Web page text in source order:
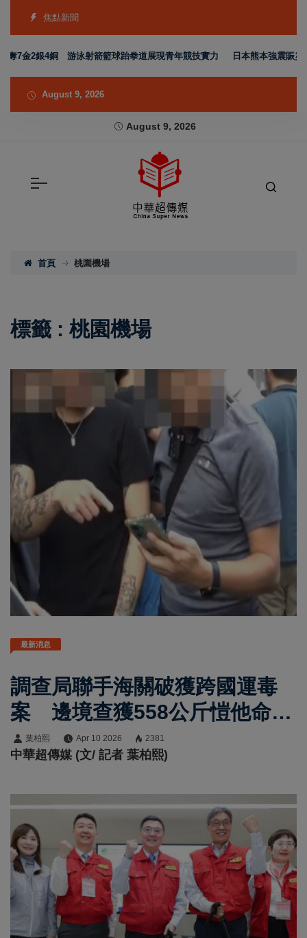
焦點新聞
7金2銀4銅 游泳射箭籃球跆拳道展現青年競技實力 日本熊本強震賑災再
August 9, 2026
August 9, 2026
首頁 桃園機場
標籤 : 桃園機場
最新消息
調查局聯手海關破獲跨國運毒
案 邊境查獲558公斤愷他命市
值逾3億元
葉柏熙 Apr 10 2026 2381
中華超傳媒 (文/ 記者 葉柏熙)